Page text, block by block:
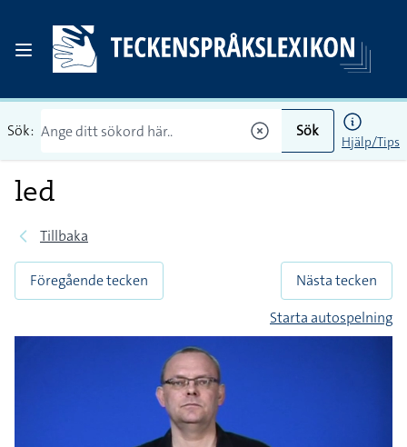
Sök: Sök
Hjälp/Tips
led
Tillbaka
Föregående tecken
Nästa tecken
Starta autospelning